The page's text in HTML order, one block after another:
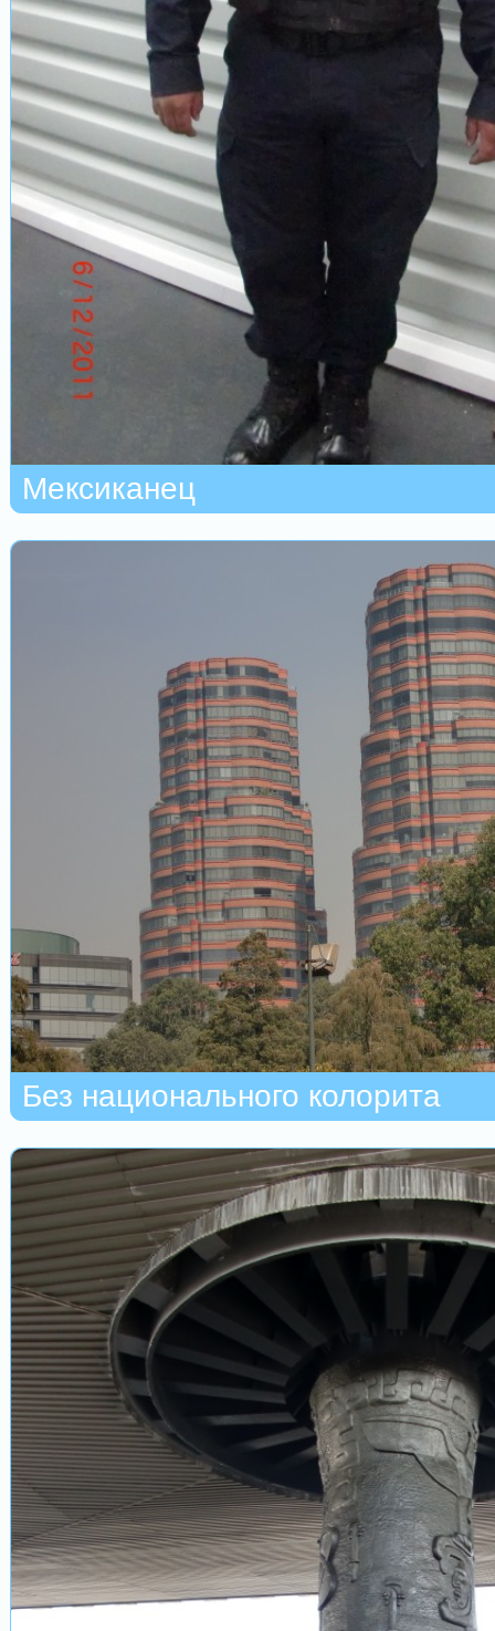
Мексиканец
Без национального колорита